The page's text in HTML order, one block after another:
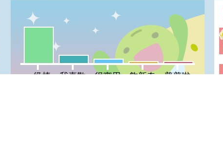
我喜歡:16%很實用:8%夠新奇:4%普普啦:4%
一級棒
我喜歡 很實用 夠新奇 普普啦